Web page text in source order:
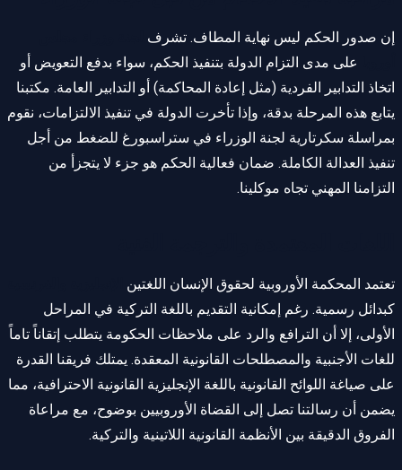
إن صدور الحكم ليس نهاية المطاف. تشرف
على مدى التزام الدولة بتنفيذ الحكم، سواء بدفع التعويض أو
اتخاذ التدابير الفردية (مثل إعادة المحاكمة) أو التدابير العامة. مكتبنا
يتابع هذه المرحلة بدقة، وإذا تأخرت الدولة في تنفيذ الالتزامات، نقوم
بمراسلة سكرتارية لجنة الوزراء في ستراسبورغ للضغط من أجل
تنفيذ العدالة الكاملة. ضمان فعالية الحكم هو جزء لا يتجزأ من
التزامنا المهني تجاه موكلينا.
تعتمد المحكمة الأوروبية لحقوق الإنسان اللغتين
كبدائل رسمية. رغم إمكانية التقديم باللغة التركية في المراحل
الأولى، إلا أن الترافع والرد على ملاحظات الحكومة يتطلب إتقاناً تاماً
للغات الأجنبية والمصطلحات القانونية المعقدة. يمتلك فريقنا القدرة
على صياغة اللوائح القانونية باللغة الإنجليزية القانونية الاحترافية، مما
يضمن أن رسالتنا تصل إلى القضاة الأوروبيين بوضوح، مع مراعاة
الفروق الدقيقة بين الأنظمة القانونية اللاتينية والتركية.